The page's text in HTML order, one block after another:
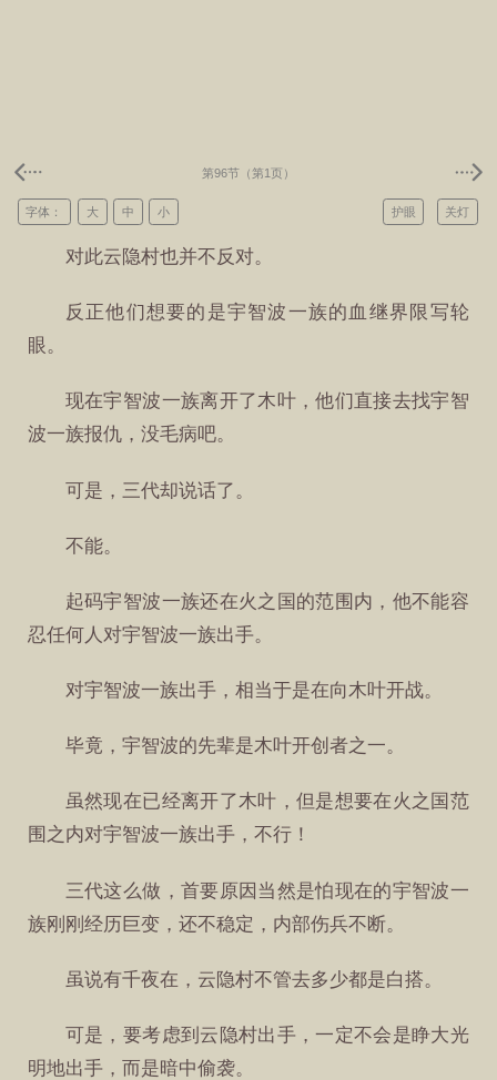
第96节（第1页）
关灯
护眼
字体： 大 中 小
对此云隐村也并不反对。
反正他们想要的是宇智波一族的血继界限写轮
眼。
现在宇智波一族离开了木叶，他们直接去找宇智
波一族报仇，没毛病吧。
可是，三代却说话了。
不能。
起码宇智波一族还在火之国的范围内，他不能容
忍任何人对宇智波一族出手。
对宇智波一族出手，相当于是在向木叶开战。
毕竟，宇智波的先辈是木叶开创者之一。
虽然现在已经离开了木叶，但是想要在火之国范
围之内对宇智波一族出手，不行！
三代这么做，首要原因当然是怕现在的宇智波一
族刚刚经历巨变，还不稳定，内部伤兵不断。
虽说有千夜在，云隐村不管去多少都是白搭。
可是，要考虑到云隐村出手，一定不会是睁大光
明地出手，而是暗中偷袭。